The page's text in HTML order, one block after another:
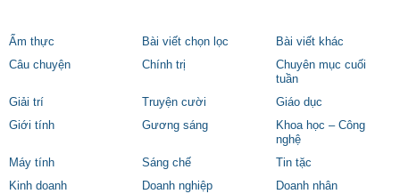
Ẩm thực Bài viết chọn lọc
Bài viết khác
Câu chuyện
Chính trị
Chuyên mục cuối
tuần
Giải trí
Truyện cười
Giáo dục
Giới tính
Gương sáng
Khoa học – Công
nghệ
Máy tính
Sáng chế
Tin tặc
Kinh doanh
Doanh nghiệp
Doanh nhân